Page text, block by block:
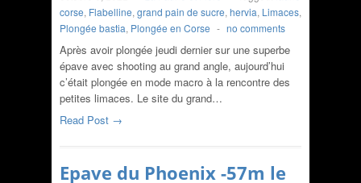
corse, Flabelline, grand pain de sucre, hervia, Limaces,
Plongée bastia, Plongée en Corse - no comments
Après avoir plongée jeudi dernier sur une superbe
épave avec shooting au grand angle, aujourd’hui
c’était plongée en mode macro à la rencontre des
petites limaces. Le site du grand…
Read Post →
Epave du Phoenix -57m le